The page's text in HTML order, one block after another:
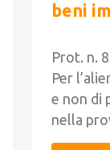
beni
Prot. n.
Per
e non di
nella